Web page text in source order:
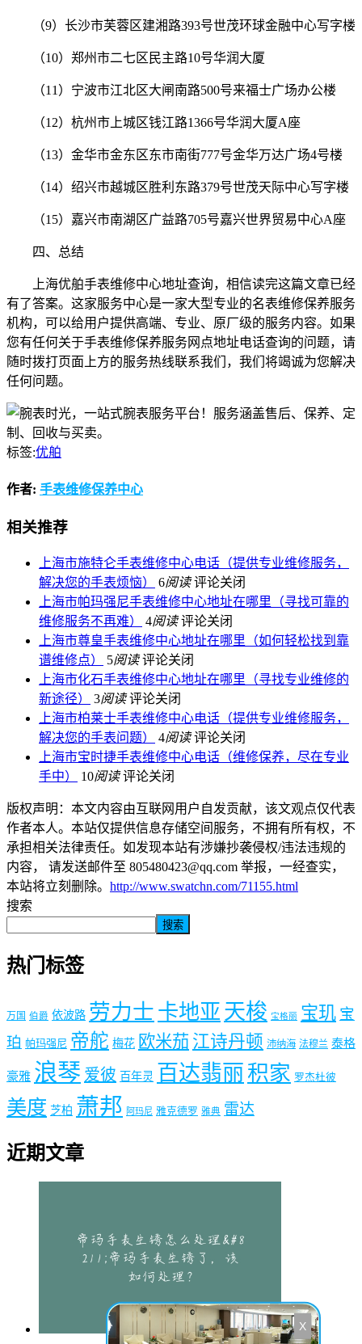
（9）长沙市芙蓉区建湘路393号世茂环球金融中心写字楼
（10）郑州市二七区民主路10号华润大厦
（11）宁波市江北区大闸南路500号来福士广场办公楼
（12）杭州市上城区钱江路1366号华润大厦A座
（13）金华市金东区东市南街777号金华万达广场4号楼
（14）绍兴市越城区胜利东路379号世茂天际中心写字楼
（15）嘉兴市南湖区广益路705号嘉兴世界贸易中心A座
四、总结
上海优舶手表维修中心地址查询，相信读完这篇文章已经
有了答案。这家服务中心是一家大型专业的名表维修保养服务
机构，可以给用户提供高端、专业、原厂级的服务内容。如果
您有任何关于手表维修保养服务网点地址电话查询的问题，请
随时拨打页面上方的服务热线联系我们，我们将竭诚为您解决
任何问题。
标签:优舶
作者: 手表维修保养中心
相关推荐
上海市施特仑手表维修中心电话（提供专业维修服务，
解决您的手表烦恼）
6阅读 评论关闭
上海市帕玛强尼手表维修中心地址在哪里（寻找可靠的
维修服务不再难）
4阅读 评论关闭
上海市尊皇手表维修中心地址在哪里（如何轻松找到靠
谱维修点）
5阅读 评论关闭
上海市化石手表维修中心地址在哪里（寻找专业维修的
新途径）
3阅读 评论关闭
上海市柏莱士手表维修中心电话（提供专业维修服务，
解决您的手表问题）
4阅读 评论关闭
上海市宝时捷手表维修中心电话（维修保养，尽在专业
手中）
10阅读 评论关闭
版权声明：本文内容由互联网用户自发贡献，该文观点仅代表
作者本人。本站仅提供信息存储空间服务，不拥有所有权，不
承担相关法律责任。如发现本站有涉嫌抄袭侵权/违法违规的
内容， 请发送邮件至 805480423@qq.com 举报，一经查实，
本站将立刻删除。 http://www.swatchn.com/71155.html
搜索
搜索
热门标签
万国 伯爵 依波路 劳力士 卡地亚 天梭 宝格丽 宝玑 宝
珀 帕玛强尼 帝舵 梅花 欧米茄 江诗丹顿 沛纳海 法穆兰 泰格
豪雅 浪琴 爱彼 百年灵 百达翡丽 积家 罗杰杜彼
美度 芝柏 萧邦 阿玛尼 雅克德罗 雅典 雷达
近期文章
X